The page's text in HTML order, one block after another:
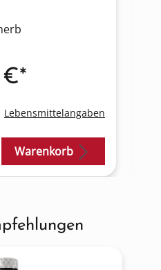
Lebensmittelangaben
€*
Warenkorb